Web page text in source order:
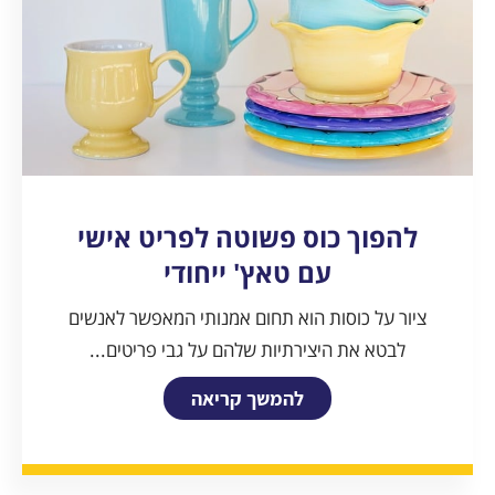
להפוך כוס פשוטה לפריט אישי
עם טאץ' ייחודי
ציור על כוסות הוא תחום אמנותי המאפשר לאנשים
לבטא את היצירתיות שלהם על גבי פריטים...
להמשך קריאה